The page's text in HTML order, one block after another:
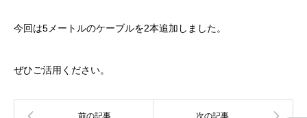
今回は5メートルのケーブルを2本追加しました。
ぜひご活用ください。